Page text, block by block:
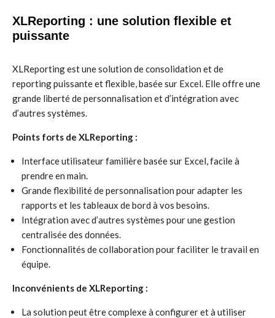
XLReporting : une solution flexible et
puissante
XLReporting est une solution de consolidation et de
reporting puissante et flexible, basée sur Excel. Elle offre une
grande liberté de personnalisation et d’intégration avec
d’autres systèmes.
Points forts de XLReporting :
Interface utilisateur familière basée sur Excel, facile à
prendre en main.
Grande flexibilité de personnalisation pour adapter les
rapports et les tableaux de bord à vos besoins.
Intégration avec d’autres systèmes pour une gestion
centralisée des données.
Fonctionnalités de collaboration pour faciliter le travail en
équipe.
Inconvénients de XLReporting :
La solution peut être complexe à configurer et à utiliser